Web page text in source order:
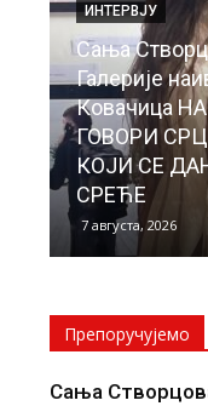
ИНТЕРВЈУ
Сања
Галерије
Ковачица
ГОВОРИ
КОЈИ СЕ
СРЕЋЕ
7 августа, 2026
Препоручујемо
Сања